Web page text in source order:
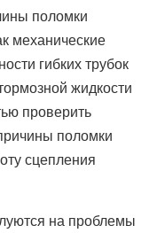
поломки
механические
гибких трубок
жидкости
проверить
поломки
сцепления
на проблемы